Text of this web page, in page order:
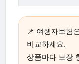
📌 여행자보험
비교하세요.
상품마다 보장